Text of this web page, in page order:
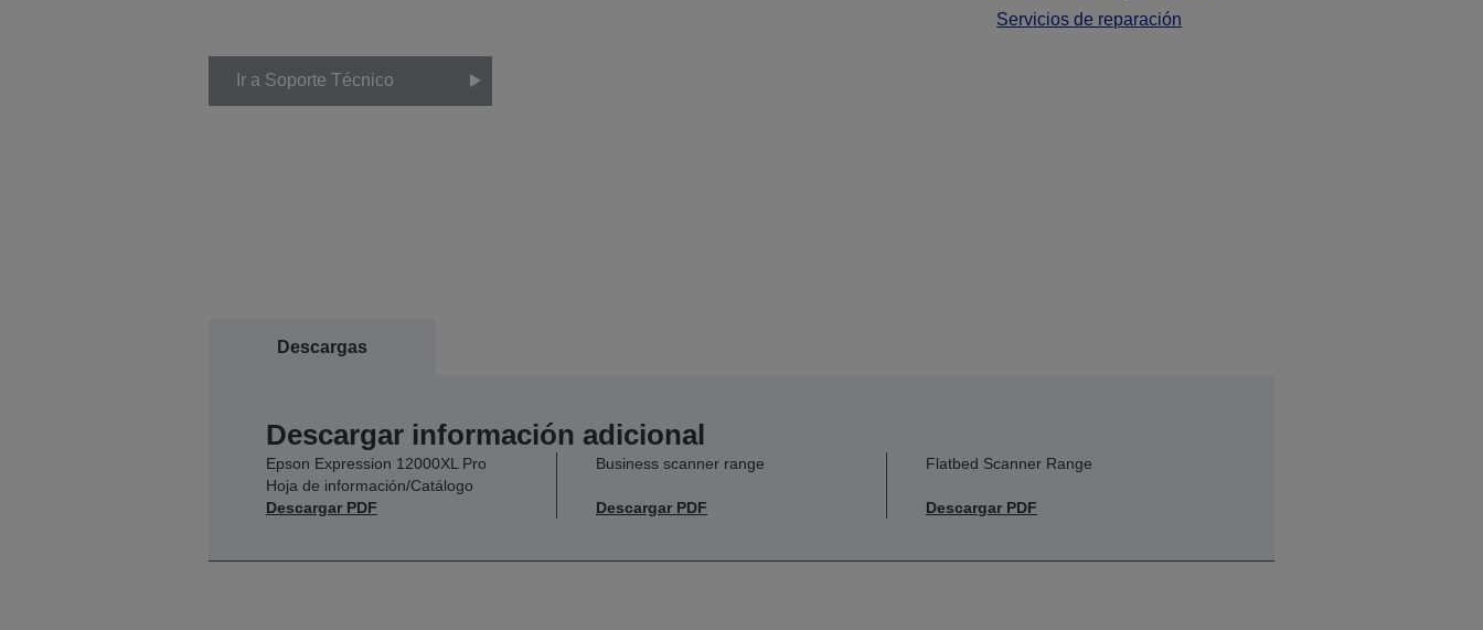
Servicios de reparación
Ir a Soporte Técnico
Descargas
Descargar información adicional
Epson Expression 12000XL Pro
Hoja de información/Catálogo
Descargar PDF
Business scanner range
Descargar PDF
Flatbed Scanner Range
Descargar PDF